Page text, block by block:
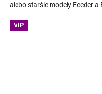
alebo staršie modely Feeder a
VIP